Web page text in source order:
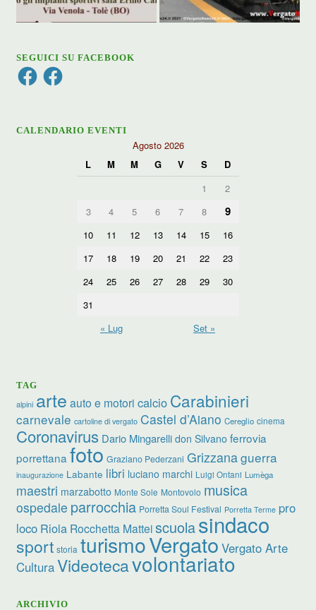
SEGUICI SU FACEBOOK
FacebookFacebook
CALENDARIO EVENTI
Agosto 2026
L
M M G V S
D
1
2
3
4 5 6 7 8 9
10 11 12 13 14 15
16
17
18 19 20 21 22
23
24
25 26 27 28 29
30
31
« Lug
Set »
TAG
alpini arte auto e motori calcio Carabinieri
carnevale cartoline di vergato Castel d’Aiano Cereglio cinema
Coronavirus Dario Mingarelli don Silvano ferrovia
porrettana foto Graziano Pederzani Grizzanaguerra
inaugurazione Labante libri luciano marchi Luigi Ontani Lumèga
maestri marzabotto Monte Sole Montovolo musica
ospedale parrocchia Porretta Soul Festival Porretta Terme pro
loco Riola Rocchetta Matteiscuolasindaco
sport storia turismoVergato Vergato Arte
CulturaVideotecavolontariato
ARCHIVIO